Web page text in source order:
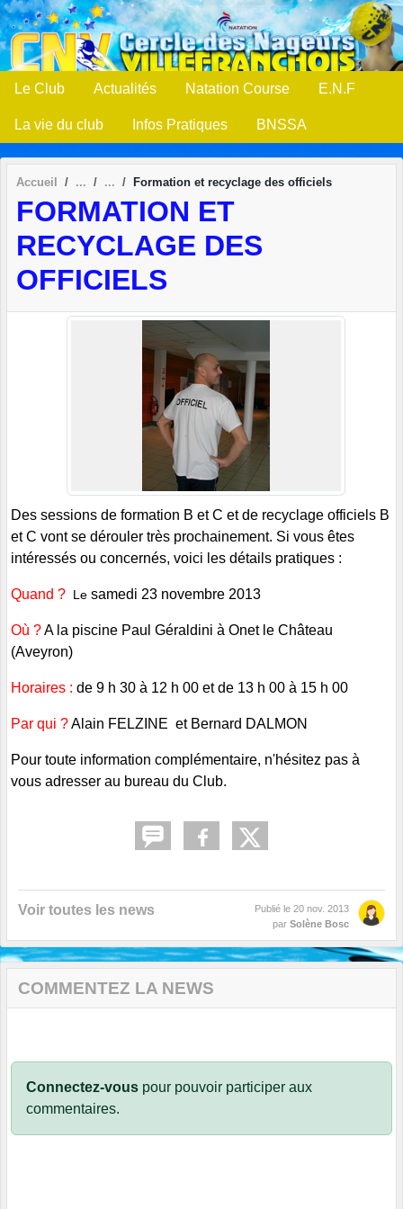
Le Club Actualités Natation Course E.N.F
La vie du club Infos Pratiques BNSSA
Accueil Formation et recyclage des officiels
FORMATION ET
RECYCLAGE DES
OFFICIELS
Des sessions de formation B et C et de recyclage officiels B
et C vont se dérouler très prochainement. Si vous êtes
intéressés ou concernés, voici les détails pratiques :
Quand ? L e samedi 23 novembre 2013
Où ?A la piscine Paul Géraldini à Onet le Château
(Aveyron)
Horaires : de 9 h 30 à 12 h 00 et de 13 h 00 à 15 h 00
Par qui ?Alain FELZINE et Bernard DALMON
Pour toute information complémentaire, n'hésitez pas à
vous adresser au bureau du Club.
Voir toutes les news Publié le 20 nov. 2013
par Solène Bosc
COMMENTEZ LA NEWS
Connectez-vous pour pouvoir participer aux
commentaires.
Panneau de gestion des cookies